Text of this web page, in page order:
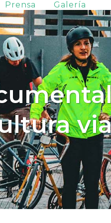
Prensa Galería